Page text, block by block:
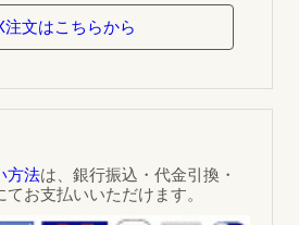
注文はこちらから
方法は、銀行振込・代金引換・
お支払いいただけます。